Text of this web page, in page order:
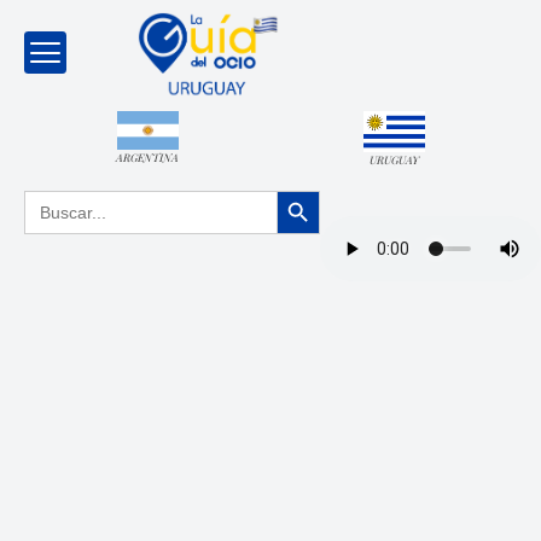
ARGENTINA URUGUAY
Buscar: Botón de búsqueda